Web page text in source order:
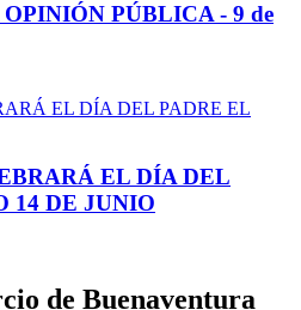
PÚBLICA - 9 de
EL DÍA DEL
14 DE JUNIO
de Buenaventura